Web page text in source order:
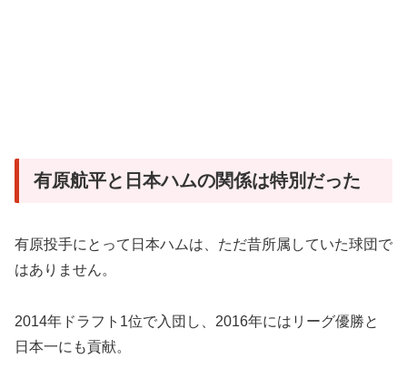
有原航平と日本ハムの関係は特別だった
有原投手にとって日本ハムは、ただ昔所属していた球団で
はありません。
2014年ドラフト1位で入団し、2016年にはリーグ優勝と
日本一にも貢献。